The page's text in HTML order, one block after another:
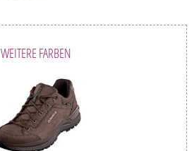
WEITERE FARBEN